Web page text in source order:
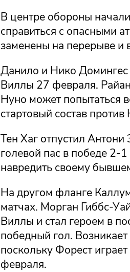
В центре обороны
справиться с опасными
заменены на перерыве и
Данило и Нико
Виллы 27 февраля.
Нуно может попытаться
стартовый состав
Тен Хаг отпустил
голевой пас в победе 2-
навредить своему
На другом фланге
матчах. Морган Гиббс-
Виллы и стал героем в
победный гол.
поскольку Форест
февраля.